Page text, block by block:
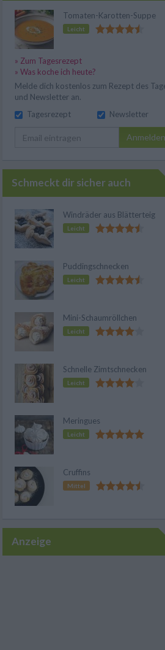
Tomaten-Karotten-Suppe
Leicht
» Zum Tagesrezept
» Was koche ich heute?
Melde dich kostenlos zum Rezept des
und Newsletter an.
Tagesrezept
Newsletter
Anmelden
Schmeckt dir sicher auch
Windräder aus Blätterteig
Leicht
Puddingschnecken
Leicht
Mini-Schaumröllchen
Leicht
Schnelle Zimtschnecken
Leicht
Meringues
Leicht
Cruffins
Mittel
Anzeige